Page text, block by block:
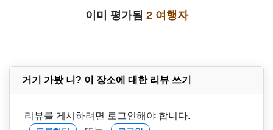
이미 평가됨 2 여행자
거기 가봤 니? 이 장소에 대한 리뷰 쓰기
리뷰를 게시하려면 로그인해야 합니다.